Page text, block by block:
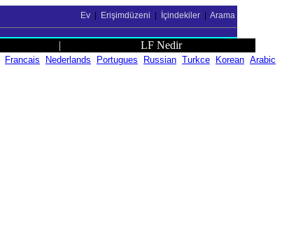
Ev| Erişimdüzeni İçindekiler| Arama
| LF Nedir
Francais Nederlands Portugues Russian Turkce Korean Arabic